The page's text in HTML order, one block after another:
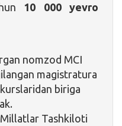
10 000 yevro
nomzod MCI
magistratura
biriga
Tashkiloti